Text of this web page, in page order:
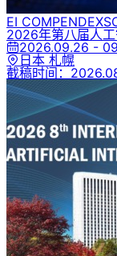
EI COMPENDEX
2026年第八届人
2026.09.26 -
日本 札幌
截稿时间：